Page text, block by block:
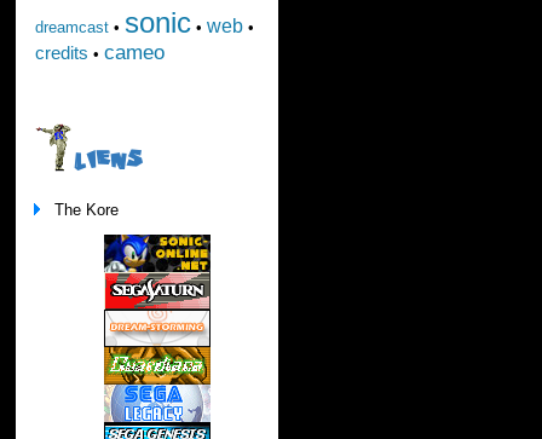
dreamcast• sonic• web•
credits • cameo
LIENS
The Kore